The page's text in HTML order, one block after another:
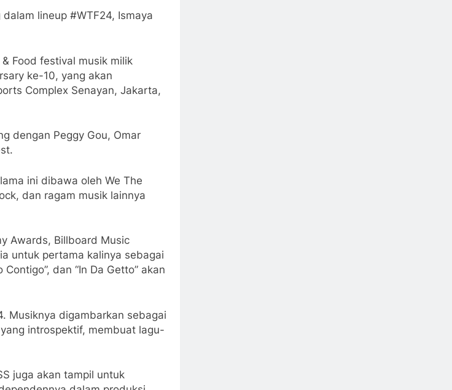
lineup #WTF24, Ismaya
Food festival musik milik
ke-10, yang akan
Complex Senayan, Jakarta,
dengan Peggy Gou, Omar
ini dibawa oleh We The
dan ragam musik lainnya
Awards, Billboard Music
untuk pertama kalinya sebagai
dan “In Da Getto” akan
Musiknya digambarkan sebagai
introspektif, membuat lagu-
juga akan tampil untuk